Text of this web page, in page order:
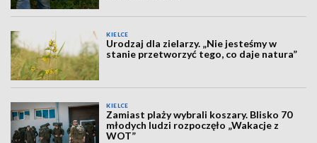
KIELCE
Urodzaj dla zielarzy. „Nie jesteśmy w
stanie przetworzyć tego, co daje natura”
KIELCE
Zamiast plaży wybrali koszary. Blisko 70
młodych ludzi rozpoczęło „Wakacje z
WOT”